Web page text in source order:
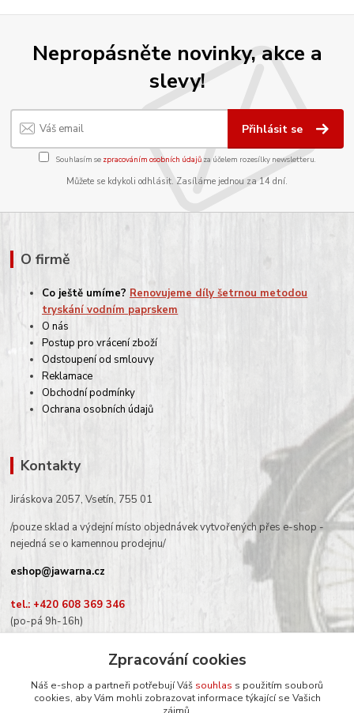
Nepropásněte novinky, akce a
slevy!
Přihlásit se
Souhlasím se zpracováním osobních údajůza účelem rozesílky newsletteru.
Můžete se kdykoli odhlásit. Zasíláme jednou za 14 dní.
O firmě
Co ještě umíme? Renovujeme díly šetrnou metodou
tryskání vodním paprskem
O nás
Postup pro vrácení zboží
Odstoupení od smlouvy
Reklamace
Obchodní podmínky
Ochrana osobních údajů
Kontakty
Jiráskova 2057, Vsetín, 755 01
/pouze sklad a výdejní místo objednávek vytvořených přes e-shop -
nejedná se o kamennou prodejnu/
eshop@jawarna.cz
tel.: +420 608 369 346
(po-pá 9h-16h)
Sledujte nás na Facebooku
Zpracování cookies
Náš e-shop a partneři potřebují Váš souhlas s použitím souborů
cookies, aby Vám mohli zobrazovat informace týkající se Vašich
zájmů.